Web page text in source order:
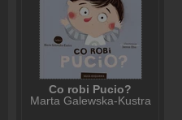
Co robi Pucio?
Marta Galewska-Kustra